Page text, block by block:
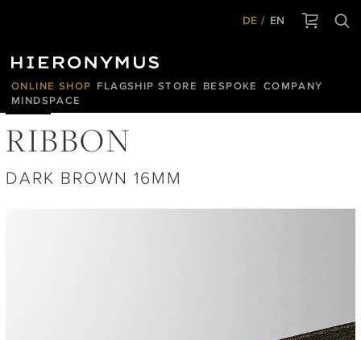
DE EN
ONLINE SHOP FLAGSHIP STORE BESPOKE
COMPANY
MINDSPACE
RIBBON
DARK BROWN 16MM